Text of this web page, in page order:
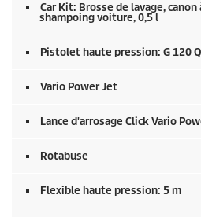
Car Kit: Brosse de lavage,
shampoing voiture, 0,5 l
Pistolet haute pression: G 120 Q
Vario Power Jet
Lance d'arrosage Click Vario
Rotabuse
Flexible haute pression: 5 m